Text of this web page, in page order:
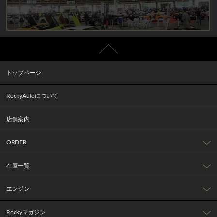
トップページ
RockyAutoについて
店舗案内
ORDER
在庫一覧
エンジン
Rockyマガジン